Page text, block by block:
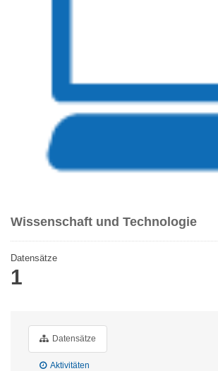
Wissenschaft und Technologie
Datensätze
1
Datensätze
Aktivitäten